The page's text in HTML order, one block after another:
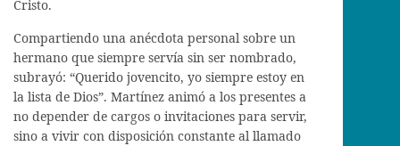
Cristo.
Compartiendo una anécdota personal sobre un
hermano que siempre servía sin ser nombrado,
subrayó: “Querido jovencito, yo siempre estoy en
la lista de Dios”. Martínez animó a los presentes a
no depender de cargos o invitaciones para servir,
sino a vivir con disposición constante al llamado